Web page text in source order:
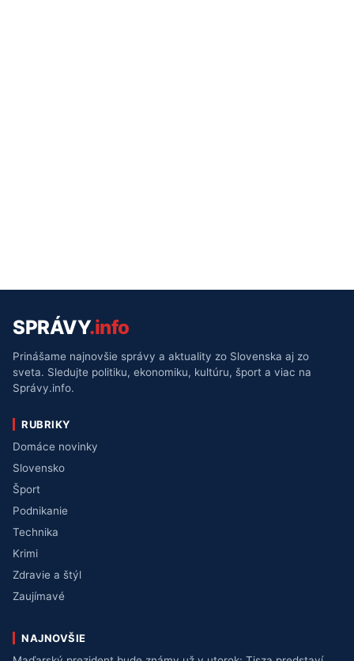
SPRÁVY.info
Prinášame najnovšie správy a aktuality zo Slovenska aj zo
sveta. Sledujte politiku, ekonomiku, kultúru, šport a viac na
Správy.info.
RUBRIKY
Domáce novinky
Slovensko
Šport
Podnikanie
Technika
Krimi
Zdravie a štýl
Zaujímavé
NAJNOVŠIE